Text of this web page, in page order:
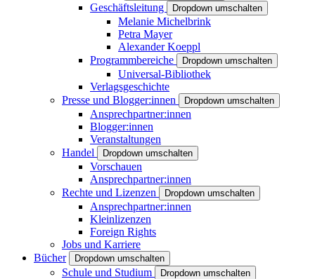
Geschäftsleitung Dropdown umschalten
Melanie Michelbrink
Petra Mayer
Alexander Koeppl
Programmbereiche
Dropdown umschalten
Universal-Bibliothek
Verlagsgeschichte
Presse und Blogger:innen
Dropdown umschalten
Ansprechpartner:innen
Blogger:innen
Veranstaltungen
Handel
Dropdown umschalten
Vorschauen
Ansprechpartner:innen
Rechte und Lizenzen
Dropdown umschalten
Ansprechpartner:innen
Kleinlizenzen
Foreign Rights
Jobs und Karriere
Bücher
Dropdown umschalten
Schule und Studium Dropdown umschalten